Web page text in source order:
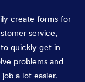
create forms for
service,
quickly get in
problems and
a lot easier.